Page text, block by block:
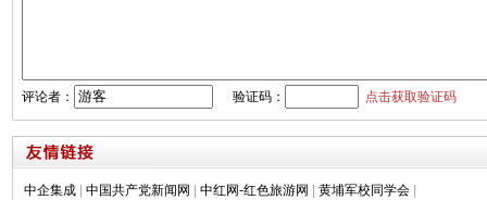
评论者： 验证码： 点击获取验证码
中企集成 中国共产党新闻网 中红网-红色旅游网 黄埔军校同学会